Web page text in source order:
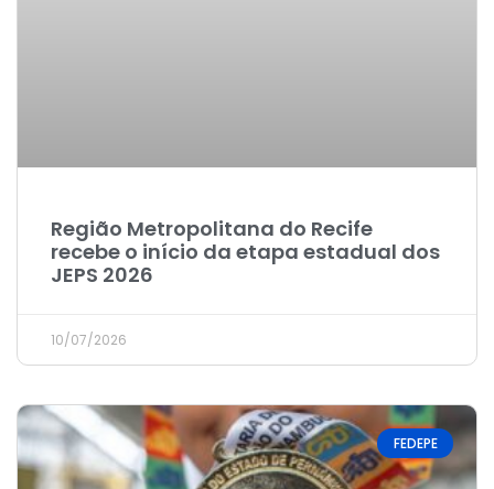
Região Metropolitana do Recife
recebe o início da etapa estadual dos
JEPS 2026
10/07/2026
FEDEPE